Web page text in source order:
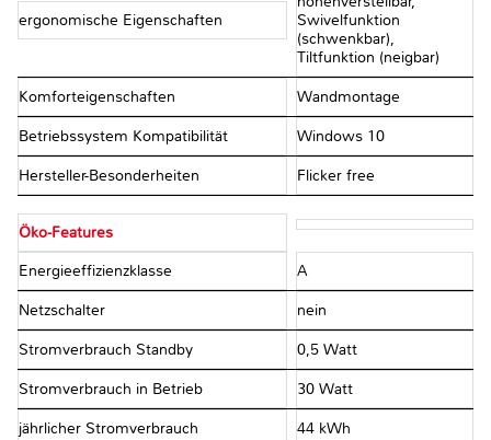
ergonomische Eigenschaften
Swivelfunktion
(schwenkbar),
Tiltfunktion (neigbar)
Komforteigenschaften Wandmontage
Betriebssystem Kompatibilität Windows 10
Hersteller-Besonderheiten Flicker free
Öko-Features
Energieeffizienzklasse A
Netzschalter nein
Stromverbrauch Standby 0,5 Watt
Stromverbrauch in Betrieb 30 Watt
jährlicher Stromverbrauch 44 kWh